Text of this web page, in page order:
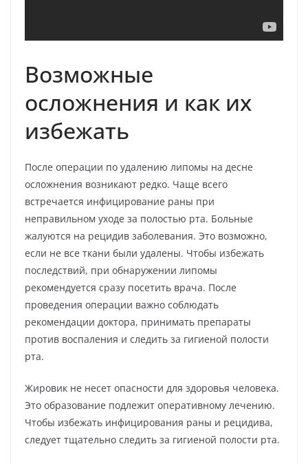
Возможные
осложнения и как их
избежать
После операции по удалению липомы на десне
осложнения возникают редко. Чаще всего
встречается инфицирование раны при
неправильном уходе за полостью рта. Больные
жалуются на рецидив заболевания. Это возможно,
если не все ткани были удалены. Чтобы избежать
последствий, при обнаружении липомы
рекомендуется сразу посетить врача. После
проведения операции важно соблюдать
рекомендации доктора, принимать препараты
против воспаления и следить за гигиеной полости
рта.
Жировик не несет опасности для здоровья человека.
Это образование подлежит оперативному лечению.
Чтобы избежать инфицирования раны и рецидива,
следует тщательно следить за гигиеной полости рта.